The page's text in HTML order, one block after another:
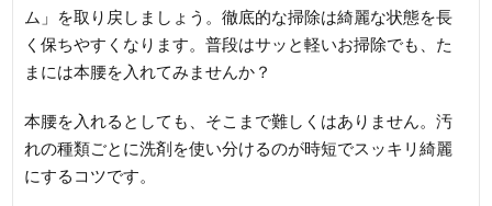
ム」を取り戻しましょう。徹底的な掃除は綺麗な状態を長
く保ちやすくなります。普段はサッと軽いお掃除でも、た
まには本腰を入れてみませんか？
本腰を入れるとしても、そこまで難しくはありません。汚
れの種類ごとに洗剤を使い分けるのが時短でスッキリ綺麗
にするコツです。